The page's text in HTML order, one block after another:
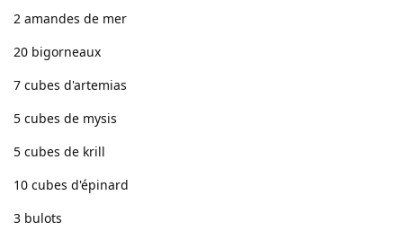
2 amandes de mer
20 bigorneaux
7 cubes d'artemias
5 cubes de mysis
5 cubes de krill
10 cubes d'épinard
3 bulots